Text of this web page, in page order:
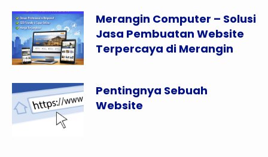
Merangin Computer – Solusi
Jasa Pembuatan Website
Terpercaya di Merangin
Pentingnya Sebuah
Website